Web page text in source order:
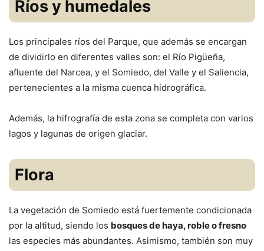
Ríos y humedales
Los principales ríos del Parque, que además se encargan
de dividirlo en diferentes valles son: el Río Pigüeña,
afluente del Narcea, y el Somiedo, del Valle y el Saliencia,
pertenecientes a la misma cuenca hidrográfica.
Además, la hifrografía de esta zona se completa con varios
lagos y lagunas de origen glaciar.
Flora
La vegetación de Somiedo está fuertemente condicionada
por la altitud, siendo los bosques de haya, roble o fresno
las especies más abundantes. Asimismo, también son muy